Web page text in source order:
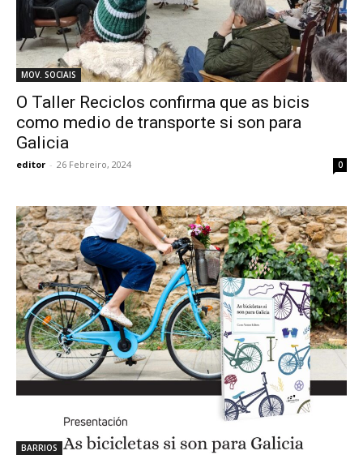
MOV. SOCIAIS
O Taller Reciclos confirma que as bicis
como medio de transporte si son para
Galicia
editor - 26 Febreiro, 2024 0
BARRIOS